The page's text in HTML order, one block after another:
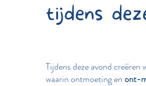
tijdens
Tijdens deze avond creëren
waarin ontmoeting enont-